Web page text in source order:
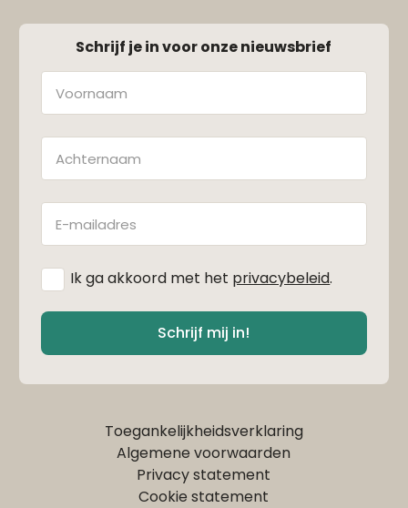
Schrijf je in voor onze nieuwsbrief
Naam
Achternaam
E-
mailadres
Ik ga akkoord met het privacybeleid.
Schrijf mij in!
Toegankelijkheidsverklaring
Algemene voorwaarden
Privacy statement
Cookie statement